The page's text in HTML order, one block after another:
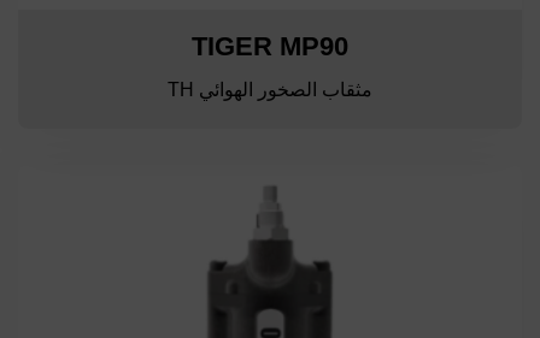
TIGER MP90
مثقاب الصخور الهوائي TH